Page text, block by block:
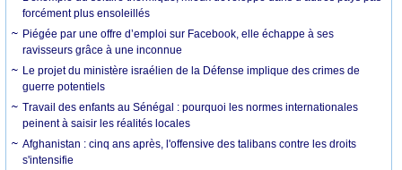
forcément plus ensoleillés
Piégée par une offre d’emploi sur Facebook, elle échappe à ses
ravisseurs grâce à une inconnue
Le projet du ministère israélien de la Défense implique des crimes de
guerre potentiels
Travail des enfants au Sénégal : pourquoi les normes internationales
peinent à saisir les réalités locales
Afghanistan : cinq ans après, l'offensive des talibans contre les droits
s'intensifie